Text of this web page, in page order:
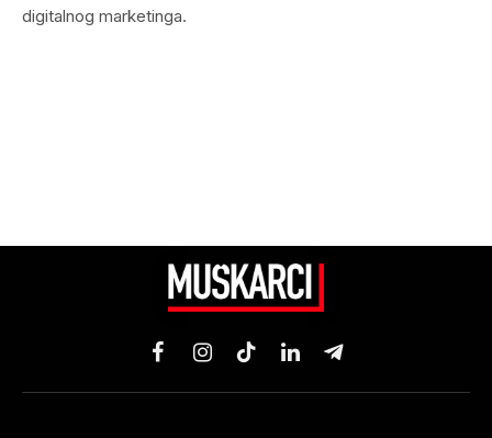
digitalnog marketinga.
FacebookInstagramTikTokLinkedInTelegram